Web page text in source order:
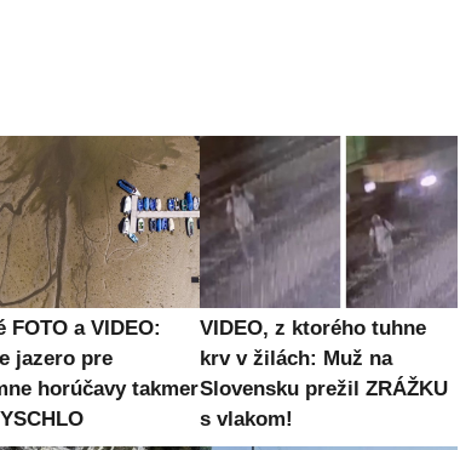
FOTO a VIDEO:
jazero pre
horúčavy takmer
VIDEO, z ktorého tuhne
krv v žilách: Muž na
Slovensku prežil ZRÁŽKU
s vlakom!